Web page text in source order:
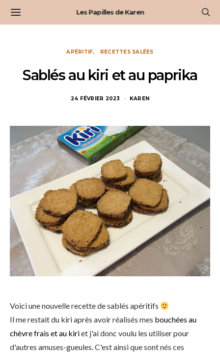
Les Papilles de Karen
APÉRITIF RECETTES SALÉES
Sablés au kiri et au paprika
24 FÉVRIER 2023 KAREN
Voici une nouvelle recette de sablés apéritifs
Il me restait du kiri après avoir réalisés mes bouchées au
chèvre frais et au kiriet j'ai donc voulu les utiliser pour
d'autres amuses-gueules. C'est ainsi que sont nés ces